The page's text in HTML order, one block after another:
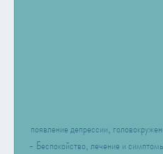
появление депрессии,
- Беспокойство, лечение и